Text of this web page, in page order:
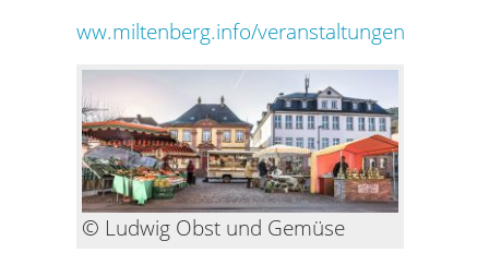
ww.miltenberg.info/veranstaltungen
© Ludwig Obst und Gemüse